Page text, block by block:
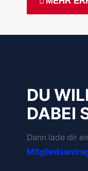
DU
DABEI
Dann lade dir